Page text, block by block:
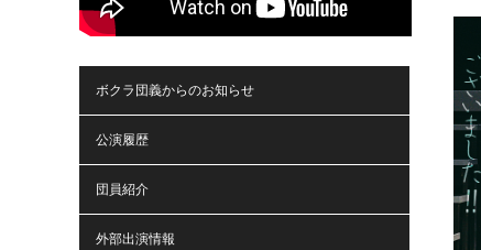
ボクラ団義からのお知らせ
公演履歴
団員紹介
外部出演情報